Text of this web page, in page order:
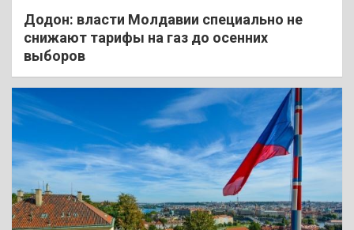
Додон: власти Молдавии специально не
снижают тарифы на газ до осенних
выборов